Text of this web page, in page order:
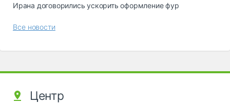
Ирана договорились ускорить оформление фур
Все новости
Центр